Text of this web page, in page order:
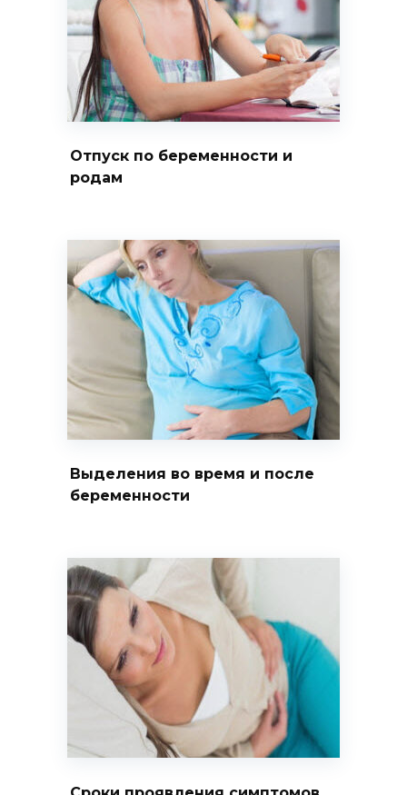
Отпуск по беременности и
родам
Выделения во время и после
беременности